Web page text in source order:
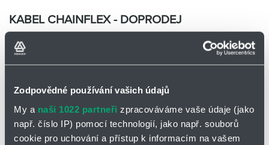
Zodpovědné používání vašich údajů
My a naši 1022 partneři zpracováváme vaše údaje (jako
např. číslo IP) pomocí technologií, jako např. souborů
cookie pro uchování a přístup k informacím na vašem
KABEL CHAINFLEX - DOPRODEJ
CFROBOT5.500
CFROBOT5.500
2x62,5/125
0 m a více 780,12 Kč/m
780,12 Kč